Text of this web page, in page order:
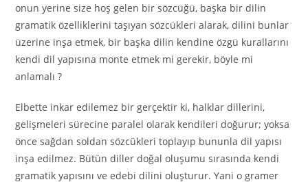
onun yerine size hoş gelen bir sözcüğü, başka bir dilin
gramatik özelliklerini taşıyan sözcükleri alarak, dilini bunlar
üzerine inşa etmek, bir başka dilin kendine özgü kurallarını
kendi dil yapısına monte etmek mi gerekir, böyle mi
anlamalı ?
Elbette inkar edilemez bir gerçektir ki, halklar dillerini,
gelişmeleri sürecine paralel olarak kendileri doğurur; yoksa
önce sağdan soldan sözcükleri toplayıp bununla dil yapısı
inşa edilmez. Bütün diller doğal oluşumu sırasında kendi
gramatik yapısını ve edebi dilini oluşturur. Yani o gramer